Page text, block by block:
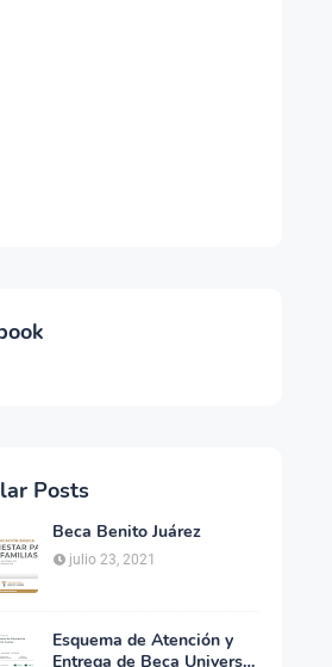
Posts
Beca Benito Juárez
julio 23, 2021
Esquema de Atención y
Entrega de Beca Universal